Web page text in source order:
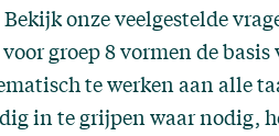
onzeveelgestelde
groep 8 vormen de basis
te werken aan alle
in te grijpen waar nodig,